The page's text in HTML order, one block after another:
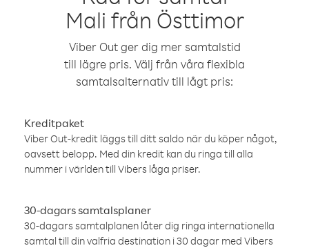
Mali från Östtimor
Viber Out ger dig mer samtalstid
till lägre pris. Välj från våra flexibla
samtalsalternativ till lågt pris:
Kreditpaket
Viber Out-kredit läggs till ditt saldo när du köper något,
oavsett belopp. Med din kredit kan du ringa till alla
nummer i världen till Vibers låga priser.
30-dagars samtalsplaner
30-dagars samtalplanen låter dig ringa internationella
samtal till din valfria destination i 30 dagar med Vibers